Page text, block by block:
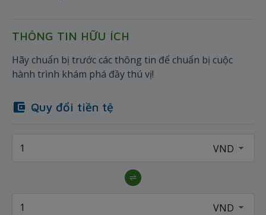
THÔNG TIN HỮU ÍCH
Hãy chuẩn bị trước các thông tin để chuẩn bị cuộc
hành trình khám phá đầy thú vị!
Quy đổi tiền tệ